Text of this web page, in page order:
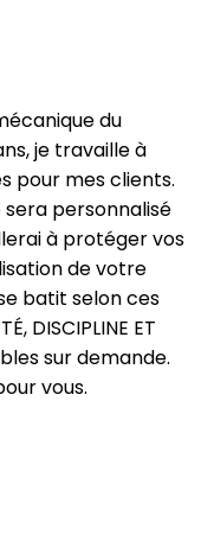
du
je travaille à
pour mes clients.
sera personnalisé
à protéger vos
de votre
batit selon ces
DISCIPLINE ET
sur demande.
vous.